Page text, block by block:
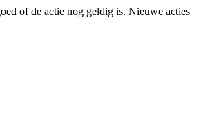
of de actie nog geldig is. Nieuwe acties